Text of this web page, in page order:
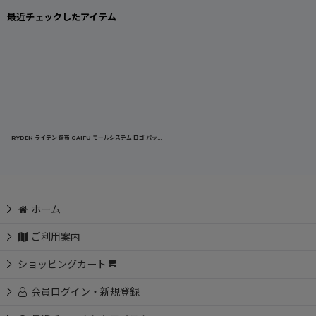
最近チェックしたアイテム
RYDEN ライデン 鎧布 GAIFU モールシステム ロゴ パッチ 蓄光 ワッペン ベルクロ(2個入り) RD-05-002
ホーム
ご利用案内
ショッピングカート
会員ログイン・新規登録